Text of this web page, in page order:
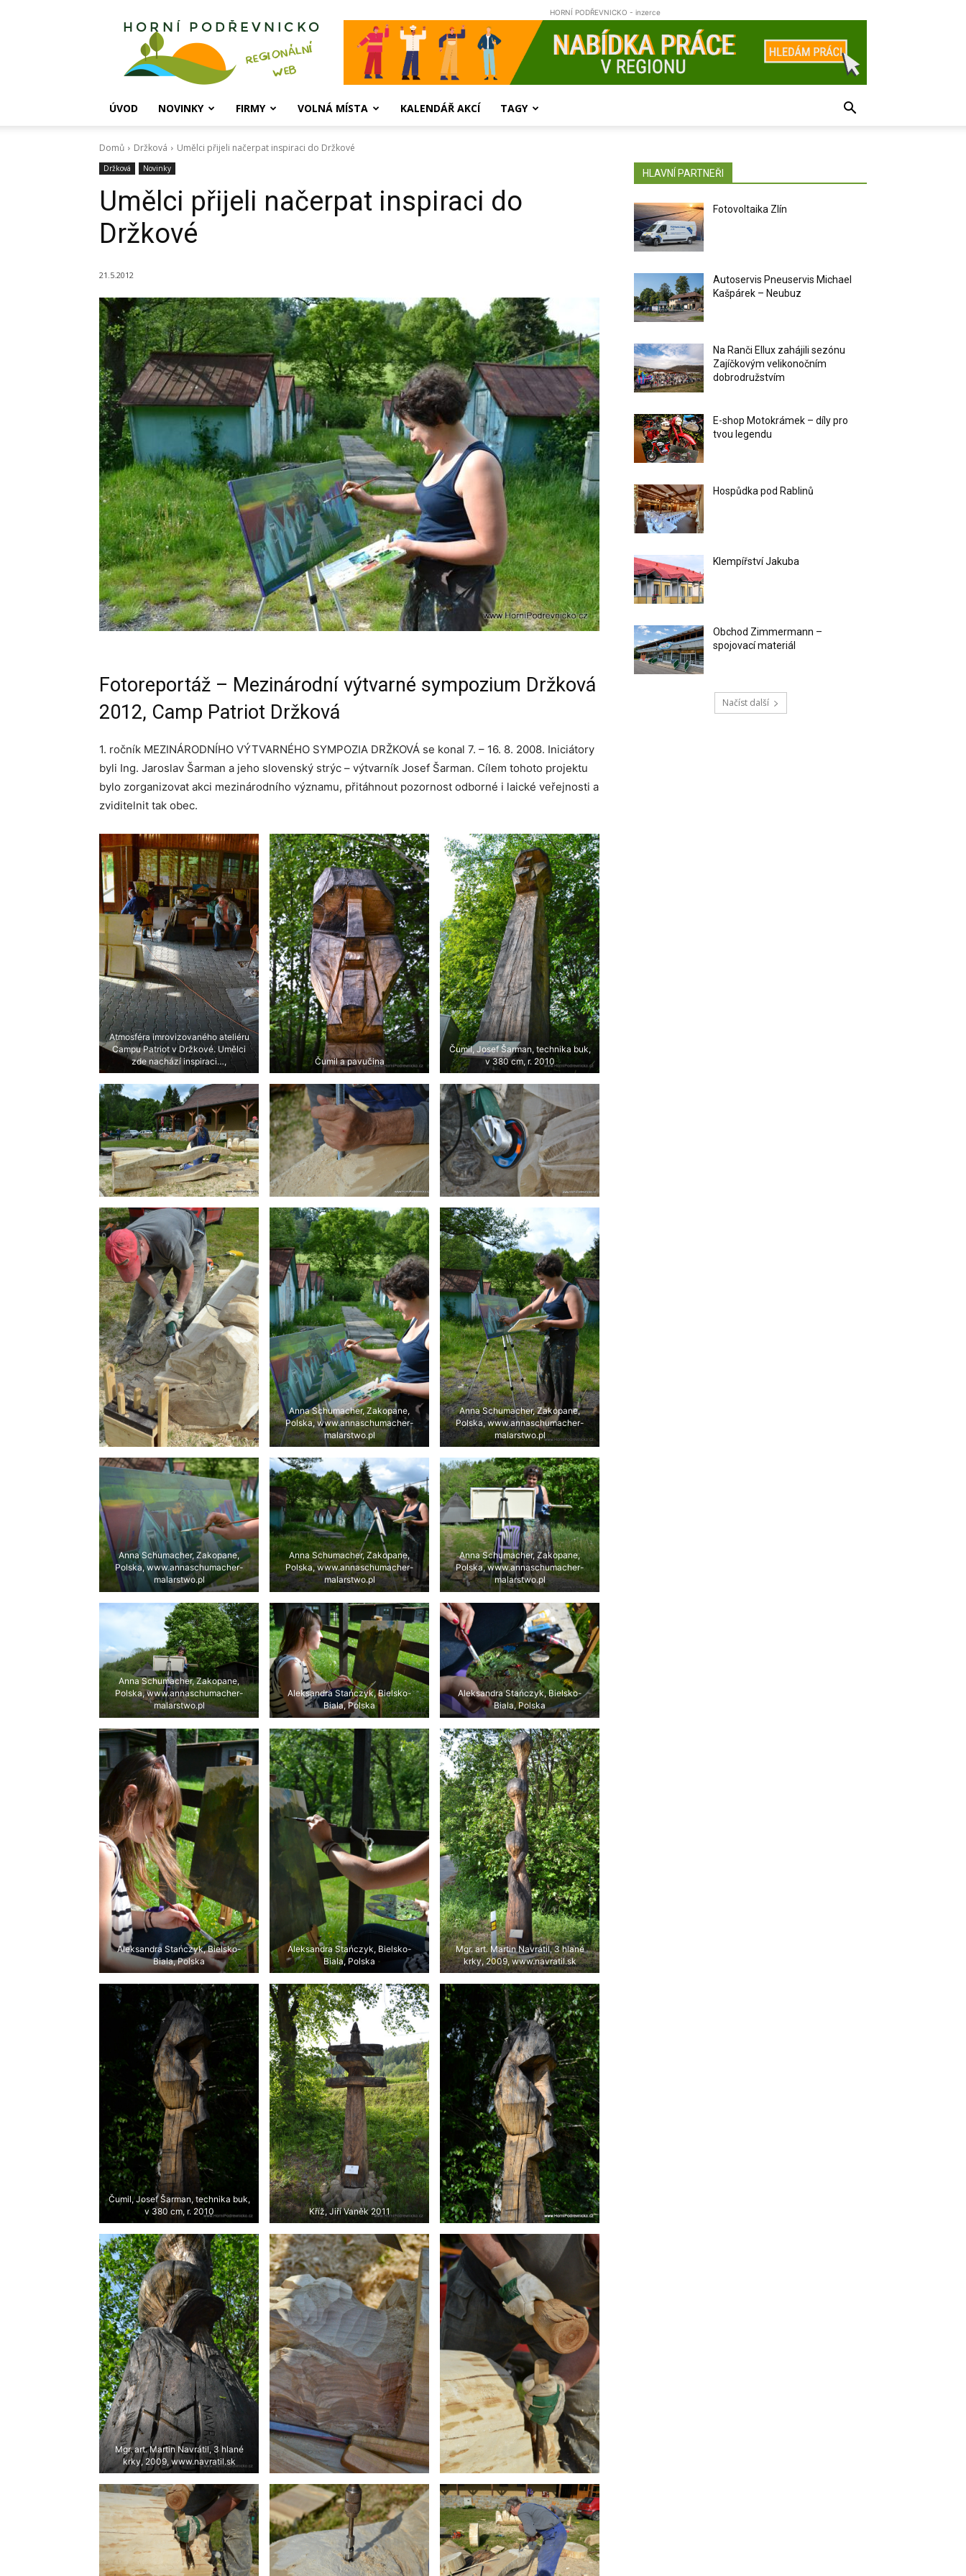
Horní
HORNÍ PODŘEVNICKO - inzerce
ÚVOD NOVINKY FIRMY VOLNÁ MÍSTA KALENDÁŘ AKCÍ TAGY
Domů Držková Umělci přijeli načerpat inspiraci do Držkové
Držková Novinky
Umělci přijeli načerpat inspiraci do
Držkové
21.5.2012
Fotoreportáž – Mezinárodní výtvarné sympozium Držková
2012, Camp Patriot Držková
1. ročník MEZINÁRODNÍHO VÝTVARNÉHO SYMPOZIA DRŽKOVÁ se konal 7. – 16. 8. 2008. Iniciátory
byli Ing. Jaroslav Šarman a jeho slovenský strýc – výtvarník Josef Šarman. Cílem tohoto projektu
bylo zorganizovat akci mezinárodního významu, přitáhnout pozornost odborné i laické veřejnosti a
zviditelnit tak obec.
Atmosféra imrovizovaného ateliéru
Campu Patriot v Držkové. Umělci
zde nachází inspiraci…,
Čumil a pavučina
Čumil, Josef Šarman, technika buk,
v 380 cm, r. 2010
Anna Schumacher, Zakopane,
Polska, www.annaschumacher-
malarstwo.pl
Anna Schumacher, Zakopane,
Polska, www.annaschumacher-
malarstwo.pl
Anna Schumacher, Zakopane,
Polska, www.annaschumacher-
malarstwo.pl
Anna Schumacher, Zakopane,
Polska, www.annaschumacher-
malarstwo.pl
Anna Schumacher, Zakopane,
Polska, www.annaschumacher-
malarstwo.pl
Anna Schumacher, Zakopane,
Polska, www.annaschumacher-
malarstwo.pl
Aleksandra Stańczyk, Bielsko-
Biala, Polska
Aleksandra Stańczyk, Bielsko-
Biala, Polska
Aleksandra Stańczyk, Bielsko-
Biala, Polska
Aleksandra Stańczyk, Bielsko-
Biala, Polska
Mgr. art. Martin Navrátil, 3 hlané
krky, 2009, www.navratil.sk
Čumil, Josef Šarman, technika buk,
v 380 cm, r. 2010
Kříž, Jiří Vaněk 2011
Mgr. art. Martin Navrátil, 3 hlané
krky, 2009, www.navratil.sk
HLAVNÍ PARTNEŘI
Fotovoltaika Zlín
Autoservis Pneuservis Michael
Kašpárek – Neubuz
Na Ranči Ellux zahájili sezónu
Zajíčkovým velikonočním
dobrodružstvím
E-shop Motokrámek – díly pro
tvou legendu
Hospůdka pod Rablinů
Klempířství Jakuba
Obchod Zimmermann –
spojovací materiál
Načíst další